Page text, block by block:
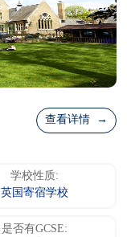
查看详情 →
学校性质:
英国寄宿学校
是否有GCSE: